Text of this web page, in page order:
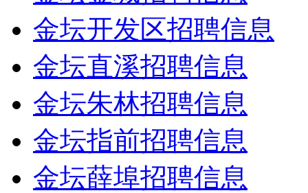
金坛开发区招聘信息
金坛直溪招聘信息
金坛朱林招聘信息
金坛指前招聘信息
金坛薛埠招聘信息